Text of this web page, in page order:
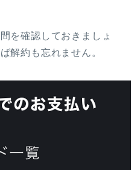
を確認しておきましょ
解約も忘れません。